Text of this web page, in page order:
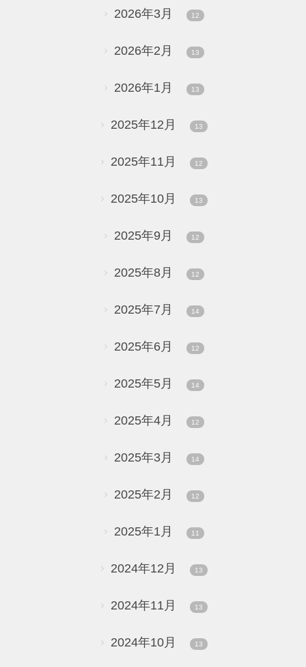
2026年3月 12
2026年2月 13
2026年1月 13
2025年12月 13
2025年11月 12
2025年10月 13
2025年9月 12
2025年8月 12
2025年7月 14
2025年6月 12
2025年5月 14
2025年4月 12
2025年3月 14
2025年2月 12
2025年1月 11
2024年12月 13
2024年11月 13
2024年10月 13